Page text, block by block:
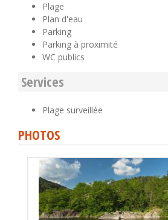
Plage
Plan d'eau
Parking
Parking à proximité
WC publics
Services
Plage surveillée
PHOTOS